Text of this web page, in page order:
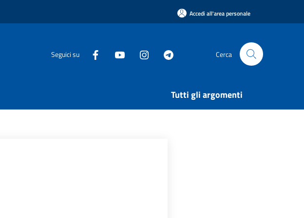
Accedi all'area personale
Seguici su Cerca
Tutti gli argomenti